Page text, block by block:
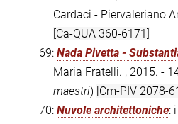
Cardaci - Piervaleriano
[Ca-QUA 360-6171]
69: Nada Pivetta -
Maria Fratelli. , 2015. -
maestri) [Cm-PIV 2078-
70: Nuvole architettoniche: